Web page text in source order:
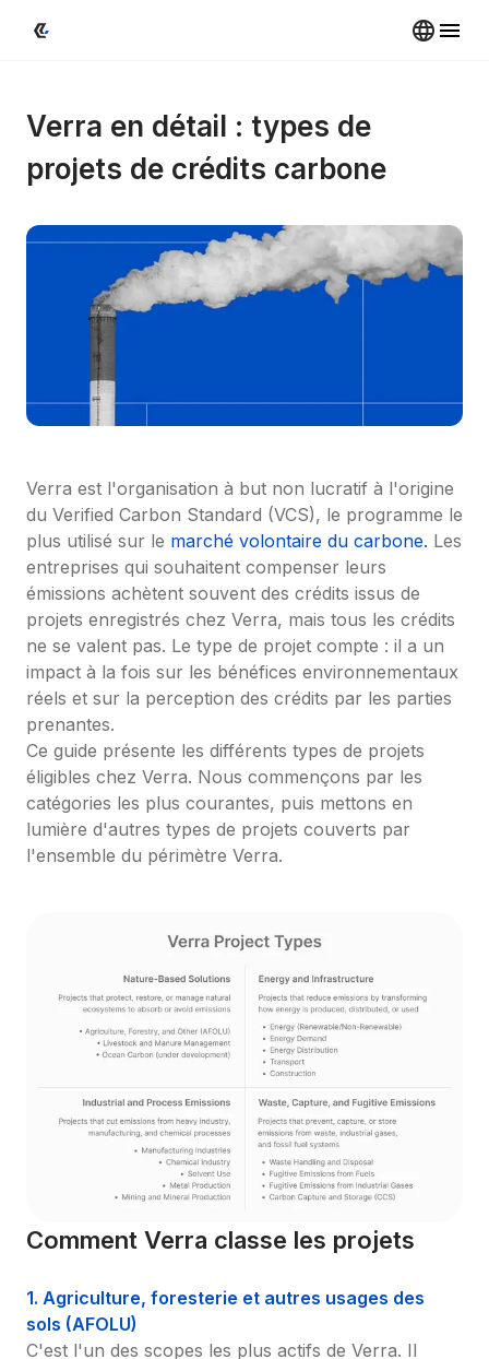
Verra en détail : types de
projets de crédits carbone
Verra est l'organisation à but non lucratif à l'origine
du Verified Carbon Standard (VCS), le programme le
plus utilisé sur le marché volontaire du carbone. Les
entreprises qui souhaitent compenser leurs
émissions achètent souvent des crédits issus de
projets enregistrés chez Verra, mais tous les crédits
ne se valent pas. Le type de projet compte : il a un
impact à la fois sur les bénéfices environnementaux
réels et sur la perception des crédits par les parties
prenantes.
Ce guide présente les différents types de projets
éligibles chez Verra. Nous commençons par les
catégories les plus courantes, puis mettons en
lumière d'autres types de projets couverts par
l'ensemble du périmètre Verra.
Comment Verra classe les projets
1. Agriculture, foresterie et autres usages des
sols (AFOLU)
C'est l'un des scopes les plus actifs de Verra. Il